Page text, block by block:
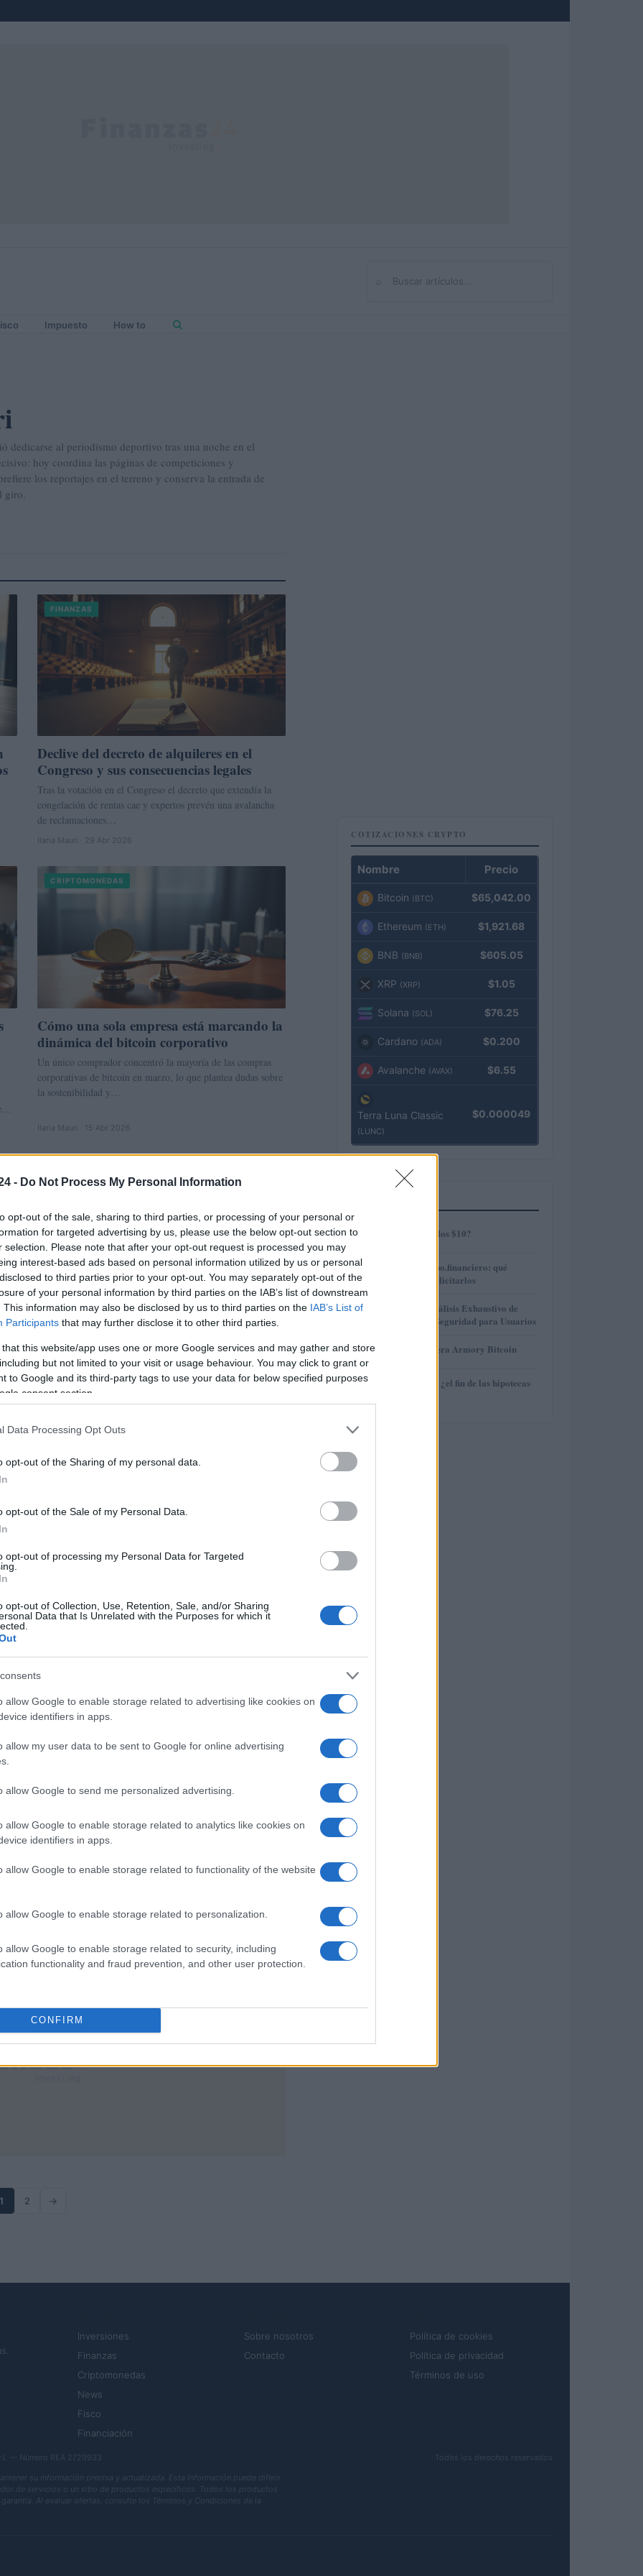
- Do Not Process My Personal Information
opt-out of the sale, sharing to third parties, or processing of your personal or
for targeted advertising by us, please use the below opt-out section to
selection. Please note that after your opt-out request is processed you may
interest-based ads based on personal information utilized by us or personal
to third parties prior to your opt-out. You may separately opt-out of the
of your personal information by third parties on the IAB’s list of downstream
This information may also be disclosed by us to third parties on the IAB’s List of
Participants that may further disclose it to other third parties.
that this website/app uses one or more Google services and may gather and store
but not limited to your visit or usage behaviour. You may click to grant or
to Google and its third-party tags to use your data for below specified purposes
consent section.
Data Processing Opt Outs
opt-out of the Sharing of my personal data.
opt-out of the Sale of my Personal Data.
opt-out of processing my Personal Data for Targeted
opt-out of Collection, Use, Retention, Sale, and/or Sharing
Data that Is Unrelated with the Purposes for which it
allow Google to enable storage related to advertising like cookies on
identifiers in apps.
allow my user data to be sent to Google for online advertising
allow Google to send me personalized advertising.
allow Google to enable storage related to analytics like cookies on
identifiers in apps.
allow Google to enable storage related to functionality of the website
allow Google to enable storage related to personalization.
allow Google to enable storage related to security, including
functionality and fraud prevention, and other user protection.
CONFIRM
Buscar
Impuesto How to
dedicarse al periodismo deportivo tras una noche en el
hoy coordina las páginas de competiciones y
los reportajes en el terreno y conserva la entrada de
giro.
FINANZAS
Declive del decreto de alquileres en el
Congreso y sus consecuencias legales
Tras la votación en el Congreso el decreto que extendía la
congelación de rentas cae y expertos prevén una avalancha
de reclamaciones…
Ilaria Mauri · 29 Abr 2026
CRIPTOMONEDAS
Cómo una sola empresa está marcando la
dinámica del bitcoin corporativo
Un único comprador concentró la mayoría de las compras
corporativas de bitcoin en marzo, lo que plantea dudas sobre
la sostenibilidad y…
Ilaria Mauri · 15 Abr 2026
Formas reales para ganar dinero con
criptomonedas paso a paso
Aprende a adaptar tu estrategia al ciclo del mercado y
prioriza seguridad, gestión del riesgo y formación
Opciones y riesgos de los préstamos sin
nómina en España
Análisis técnico y fundamental de Bitcoin
Bitcoin registra una bajada con volumen por debajo del
promedio y señales técnicas mixtas; aquí están las causas,
Ilaria Mauri · 4 Abr 2026
1 2 →
COTIZACIONES CRYPTO
Nombre Precio
Bitcoin (BTC) $65,042.00
Ethereum (ETH) $1,921.68
BNB (BNB) $605.05
XRP (XRP) $1.05
Solana (SOL) $76.25
Cardano (ADA) $0.200
Avalanche (AVAX) $6.55
Terra Luna Classic
(LUNC)
$0.000049
1 ¿AMP alcanzará los $10?
2
Préstamos en Kubo.financiero: qué
ofrecen y cómo solicitarlos
3
Gana Crédito: Análisis Exhaustivo de
Funcionalidad y Seguridad para Usuarios
4 Revisión de billetera Armory Bitcoin
5 Euríbor en caída: ¿el fin de las hipotecas
Inversiones
Finanzas
Criptomonedas
News
Fisco
Financiación
Sobre nosotros
Contacto
Política de cookies
Política de privacidad
Términos de uso
— Número REA 2729933
Todos los derechos reservados
su información precisa y actualizada. Esta información puede diferir
de servicios o un sitio de productos específicos. Todos los productos
Al evaluar ofertas, consulte los Términos y Condiciones de la